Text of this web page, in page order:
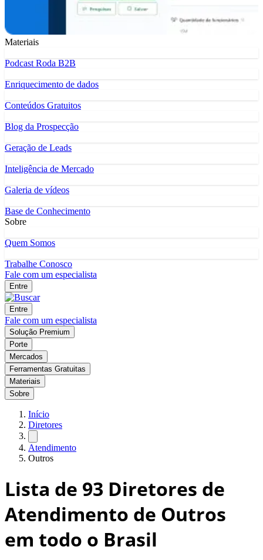
Materiais
Podcast Roda B2B
Enriquecimento de dados
Conteúdos Gratuitos
Blog da Prospecção
Geração de Leads
Inteligência de Mercado
Galeria de vídeos
Base de Conhecimento
Sobre
Quem Somos
Trabalhe Conosco
Fale com um especialista
Entre
Entre
Fale com um especialista
Solução Premium
Porte
Mercados
Ferramentas Gratuitas
Materiais
Sobre
Início
Diretores
Atendimento
Outros
Lista de 93 Diretores de
Atendimento de Outros
em todo o Brasil